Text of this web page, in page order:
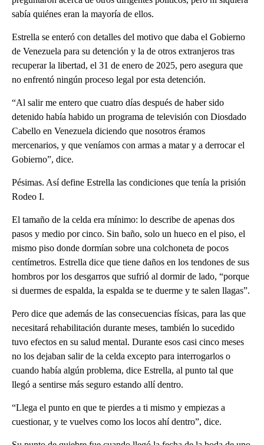
sabía quiénes eran la mayoría de ellos.
Estrella se enteró con detalles del motivo que daba el Gobierno
de Venezuela para su detención y la de otros extranjeros tras
recuperar la libertad, el 31 de enero de 2025, pero asegura que
no enfrentó ningún proceso legal por esta detención.
“Al salir me entero que cuatro días después de haber sido
detenido había habido un programa de televisión con Diosdado
Cabello en Venezuela diciendo que nosotros éramos
mercenarios, y que veníamos con armas a matar y a derrocar el
Gobierno”, dice.
Pésimas. Así define Estrella las condiciones que tenía la prisión
Rodeo I.
El tamaño de la celda era mínimo: lo describe de apenas dos
pasos y medio por cinco. Sin baño, solo un hueco en el piso, el
mismo piso donde dormían sobre una colchoneta de pocos
centímetros. Estrella dice que tiene daños en los tendones de sus
hombros por los desgarros que sufrió al dormir de lado, “porque
si duermes de espalda, la espalda se te duerme y te salen llagas”.
Pero dice que además de las consecuencias físicas, para las que
necesitará rehabilitación durante meses, también lo sucedido
tuvo efectos en su salud mental. Durante esos casi cinco meses
no los dejaban salir de la celda excepto para interrogarlos o
cuando había algún problema, dice Estrella, al punto tal que
llegó a sentirse más seguro estando allí dentro.
“Llega el punto en que te pierdes a ti mismo y empiezas a
cuestionar, y te vuelves como los locos ahí dentro”, dice.